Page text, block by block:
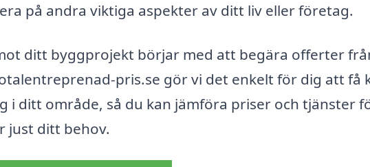
på andra viktiga aspekter av ditt liv eller företag.
ditt byggprojekt börjar med att begära offerter
pris.se gör vi det enkelt för dig att få
i ditt område, så du kan jämföra priser och tjänster
just ditt behov.